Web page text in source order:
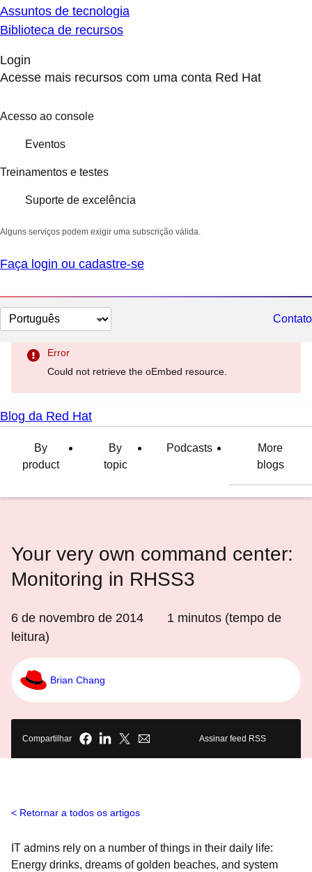
Assuntos de tecnologia
Biblioteca de recursos
Login
Acesse mais recursos com uma conta Red Hat
Acesso ao console
Eventos
Treinamentos e testes
Suporte de excelência
Alguns serviços podem exigir uma subscrição válida.
Faça login ou cadastre-se
Selecionar
idioma
Contato
Error
Could not retrieve the oEmbed resource.
Blog da Red Hat
By
product
By
topic
Podcasts
More
blogs
Your very own command center:
Monitoring in RHSS3
6 de novembro de 2014 1 minutos (tempo de
leitura)
Brian Chang
Compartilhar Assinar feed RSS
Retornar a todos os artigos
IT admins rely on a number of things in their daily life:
Energy drinks, dreams of golden beaches, and system